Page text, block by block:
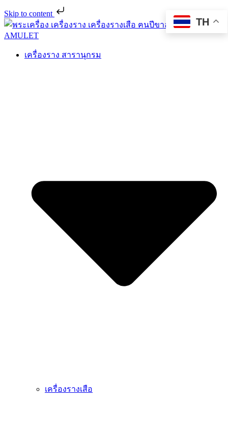
Skip to content
เครื่องราง สารานุกรม
เครื่องรางเสือ
TH